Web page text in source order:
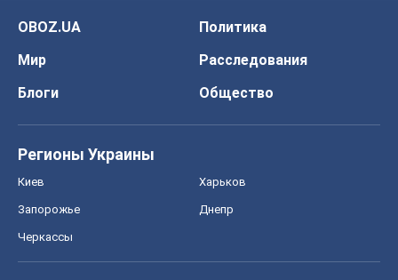
OBOZ.UA
Политика
Мир
Расследования
Блоги
Общество
Регионы Украины
Киев Харьков
Запорожье Днепр
Черкассы